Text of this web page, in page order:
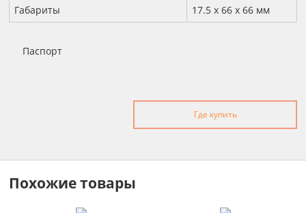
Габариты
17.5 x 66 x 66 мм
Паспорт
Где купить
Похожие товары